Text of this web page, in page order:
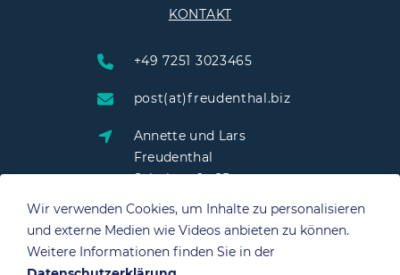
KONTAKT
+49 7251 3023465
post(at)freudenthal.biz
Annette und Lars
Freudenthal
Schulstraße 25
76703 Kraichtal
Wir verwenden Cookies, um Inhalte zu personalisieren
und externe Medien wie Videos anbieten zu können.
Weitere Informationen finden Sie in der